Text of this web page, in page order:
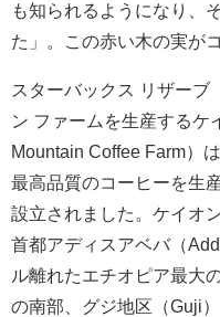
も知られるようになり、
た」。この赤い木の実が
スターバックス リザー
ン ファームを生産するケ
Mountain Coffee Farm）
最高品質のコーヒーを生
設立されました。ケイオ
首都アディスアベバ（
ル離れたエチオピア最大
の南部、グジ地区（Guji